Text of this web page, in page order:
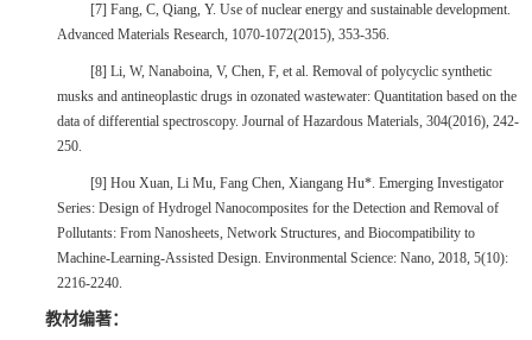
[7] Fang, C, Qiang, Y. Use of nuclear energy and sustainable development.
Advanced Materials Research, 1070-1072(2015), 353-356.
[8] Li, W, Nanaboina, V, Chen, F, et al. Removal of polycyclic synthetic
musks and antineoplastic drugs in ozonated wastewater: Quantitation based on the
data of differential spectroscopy. Journal of Hazardous Materials, 304(2016), 242-
250.
[9] Hou Xuan, Li Mu, Fang Chen, Xiangang Hu*. Emerging Investigator
Series: Design of Hydrogel Nanocomposites for the Detection and Removal of
Pollutants: From Nanosheets, Network Structures, and Biocompatibility to
Machine-Learning-Assisted Design. Environmental Science: Nano, 2018, 5(10):
2216-2240.
教材编著：